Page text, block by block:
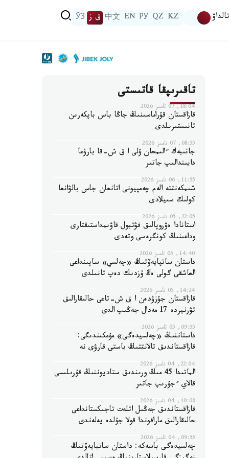
تالداۋ KZ
QZ
РУ
EN
中文 ق ز ЎЗ
تاقىرىپقا قاتىستى
18:04, 07 تامىز 2026
قازاقستان قۇراماسىنىڭ جاڭا باس باپكەرىن
تانىستىرىلدى
08:55, 07 تامىز 2026
جانىبەك ءالىمحان ۇلى ا ق ش-قا بارۋعا
دايىندالىپ جاتىر
11:55, 06 تامىز 2026
شىمكەنتتە الەم چەمپيونى اتانعان جاس بالۋانعا
كولىك سىيلادى
22:05, 05 تامىز 2026
استانادا ەۋروپالىق فۋتبول قاۋىمداستىقتارى
وداعىنىڭ كونگرەسى وتەدى
14:40, 05 تامىز 2026
داستان ساتپايەۆتىڭ «چەلسي» ساپىنداعى
العاشقى گولى ەڭ ۇزدىك دەپ تانىلدى
14:24, 05 تامىز 2026
قازاقستان جۇزۋدەن ا ق ش-تاعى حالىقارالىق
تۋرنيردە 17 مەدال جەڭىپ الدى
09:55, 05 تامىز 2026
داستاننىڭ «چەلسيدەگى» مۇمكىندىگى:
قازاقستاندىق تالانتتىڭ باستى قارۋى نە
22:04, 04 تامىز 2026
الماتىدا 45 مىڭ ورىندىق ستاديوننىڭ قۇرىلىسى
قالاي ءجۇرىپ جاتىر
10:08, 04 تامىز 2026
قازاقستاندىق جەڭىل اتلەت تاجىكستانداعى
حالىقارالىق مارافوندا قولا جۇلدە يەلەندى
09:55, 04 تامىز 2026
چەلسيدەگى باسەكە: داستان ساتبايەۆتىڭ